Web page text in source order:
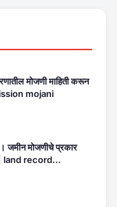
मोजणी माहिती करून
mojani
जमीन मोजणीचे प्रकार
| land record